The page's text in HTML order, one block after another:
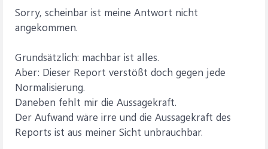
Sorry, scheinbar ist meine Antwort nicht
angekommen.
Grundsätzlich: machbar ist alles.
Aber: Dieser Report verstößt doch gegen jede
Normalisierung.
Daneben fehlt mir die Aussagekraft.
Der Aufwand wäre irre und die Aussagekraft des
Reports ist aus meiner Sicht unbrauchbar.